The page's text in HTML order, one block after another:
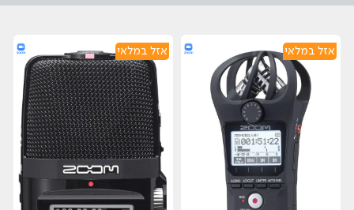
אזל במלאי אזל במלאי